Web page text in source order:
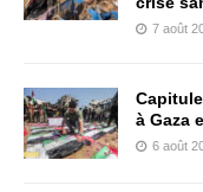
7 août
à Gaza
6 août